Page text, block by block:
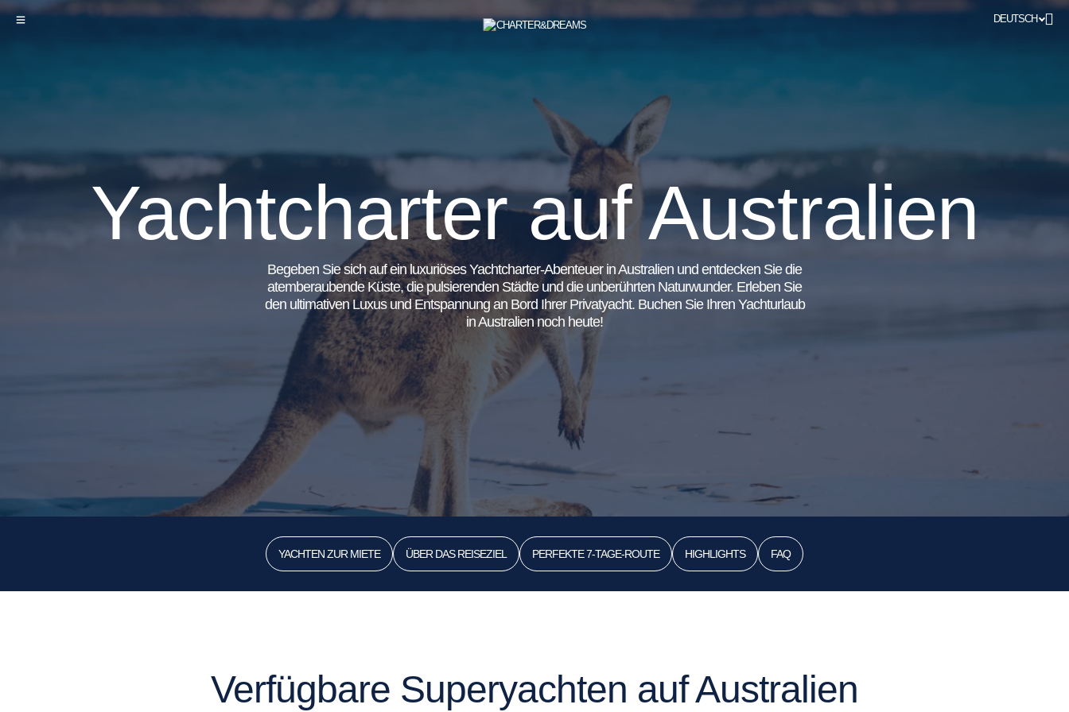
DEUTSCH
Yachtcharter auf Australien
Begeben Sie sich auf ein luxuriöses Yachtcharter-Abenteuer in Australien und entdecken Sie die
atemberaubende Küste, die pulsierenden Städte und die unberührten Naturwunder. Erleben Sie
den ultimativen Luxus und Entspannung an Bord Ihrer Privatyacht. Buchen Sie Ihren Yachturlaub
in Australien noch heute!
YACHTEN ZUR MIETE ÜBER DAS REISEZIEL PERFEKTE 7-TAGE-ROUTE HIGHLIGHTS FAQ
Verfügbare Superyachten auf Australien